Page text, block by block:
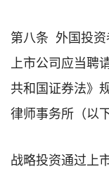
第八条 外国投资
上市公司应当聘
共和国证券法》
律师事务所（以
战略投资通过上